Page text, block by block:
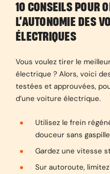
10 CONSEILS POUR
L’AUTONOMIE DES
ÉLECTRIQUES
Vous voulez tirer le
électrique ? Alors, voici
testées et approuvées,
d’une voiture électrique.
Utilisez le frein
douceur sans
Gardez une vitesse
Sur autoroute,